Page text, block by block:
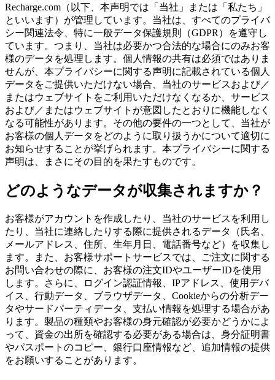
Recharge.com（以下、本声明では「当社」または「私たち」
といいます）が管理しています。当社は、すべてのプライバ
シー関連法令、特に一般データ保護規則（GDPR）を遵守し
ています。つまり、当社は必要かつ合法的な場合にのみお客
様のデータを処理します。個人情報の共有は必須ではありま
せんが、本プライバシーに関する声明に記載されている個人
データをご提供いただけない場合、当社のサービスおよび／
またはウェブサイトをご利用いただけなくなるか、サービス
および／またはウェブサイトが意図したとおりに機能しなく
なる可能性があります。その他の要件の一つとして、当社が
お客様の個人データをどのように取り扱うかについて適切に
お知らせすることが挙げられます。本プライバシーに関する
声明は、まさにその目的を果たすものです。
どのようなデータが収集されますか？
お客様がアカウントを作成したり、当社のサービスを利用し
たり、当社に連絡したりする際に提供されるデータ（氏名、
メールアドレス、住所、生年月日、電話番号など）を収集し
ます。また、お客様サポートサービスでは、ご注文に関する
お問い合わせの際に、お客様の注文IDやユーザーIDを使用
します。さらに、ログイン認証情報、IPアドレス、使用デバ
イス、行動データ、ブラウザデータ、Cookieからの分析デー
タやサードパーティデータ、支払い情報を処理する場合があ
ります。製品の種類やお客様の身元確認が必要かどうかによ
って、資金の出所を確認する必要がある場合は、身分証明書
やパスポートのコピー、銀行口座情報など、追加情報の提供
をお願いすることがあります。